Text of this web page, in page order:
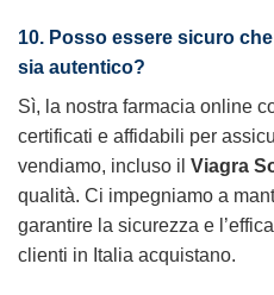
10. Posso essere sicuro
sia autentico?
Sì, la nostra farmacia online
certificati e affidabili per
vendiamo, incluso il Viagra
qualità. Ci impegniamo a
garantire la sicurezza e
clienti in Italia acquistano.